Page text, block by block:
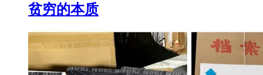
贫穷的本质